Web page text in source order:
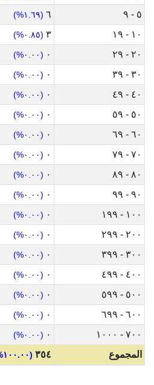
٥ - ٩ ٦ (١.٦٩%)
١٠ - ١٩ ٣ (٠.٨٥%)
٢٠ - ٢٩ ٠ (٠.٠٠%)
٣٠ - ٣٩ ٠ (٠.٠٠%)
٤٠ - ٤٩ ٠ (٠.٠٠%)
٥٠ - ٥٩ ٠ (٠.٠٠%)
٦٠ - ٦٩ ٠ (٠.٠٠%)
٧٠ - ٧٩ ٠ (٠.٠٠%)
٨٠ - ٨٩ ٠ (٠.٠٠%)
٩٠ - ٩٩ ٠ (٠.٠٠%)
١٠٠ - ١٩٩ ٠ (٠.٠٠%)
٢٠٠ - ٢٩٩ ٠ (٠.٠٠%)
٣٠٠ - ٣٩٩ ٠ (٠.٠٠%)
٤٠٠ - ٤٩٩ ٠ (٠.٠٠%)
٥٠٠ - ٥٩٩ ٠ (٠.٠٠%)
٦٠٠ - ٦٩٩ ٠ (٠.٠٠%)
٧٠٠ - ١٠٠٠ ٠ (٠.٠٠%)
المجموع ٣٥٤ (١٠٠.٠٠%)